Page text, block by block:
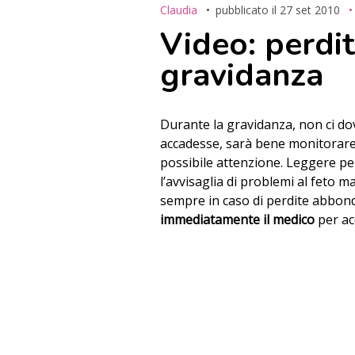
Claudia pubblicato il 27 set 2010
Video:
gravidanza
Durante la gravidanza, non ci
accadesse, sarà bene
possibile attenzione. Leggere
l’avvisaglia di problemi al feto
sempre in caso di perdite
immediatamente il medico per